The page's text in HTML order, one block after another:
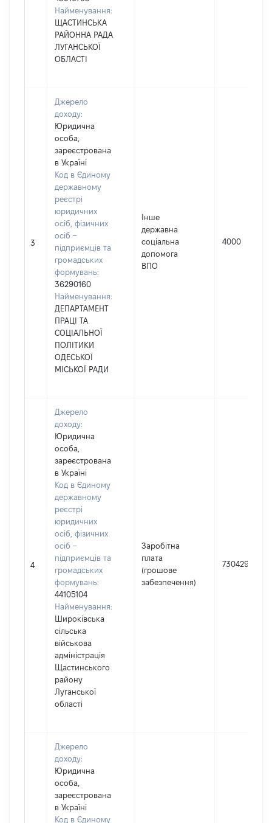
Найменування:
ЩАСТИНСЬКА
РАЙОННА РАДА
ЛУГАНСЬКОЇ
ОБЛАСТІ
3
Джерело
доходу:
Юридична
особа,
зареєстрована
в Україні
Код в Єдиному
державному
реєстрі
юридичних
осіб, фізичних
осіб –
підприємців та
громадських
формувань:
36290160
Найменування:
ДЕПАРТАМЕНТ
ПРАЦІ ТА
СОЦІАЛЬНОЇ
ПОЛІТИКИ
ОДЕСЬКОЇ
МІСЬКОЇ РАДИ
Інше
державна
соціальна
допомога
ВПО
4000
4
Джерело
доходу:
Юридична
особа,
зареєстрована
в Україні
Код в Єдиному
державному
реєстрі
юридичних
осіб, фізичних
осіб –
підприємців та
громадських
формувань:
44105104
Найменування:
Широківська
сільська
військова
адміністрація
Щастинського
району
Луганської
області
Заробітна
плата
(грошове
забезпечення)
730429
Джерело
доходу:
Юридична
особа,
зареєстрована
в Україні
Код в Єдиному